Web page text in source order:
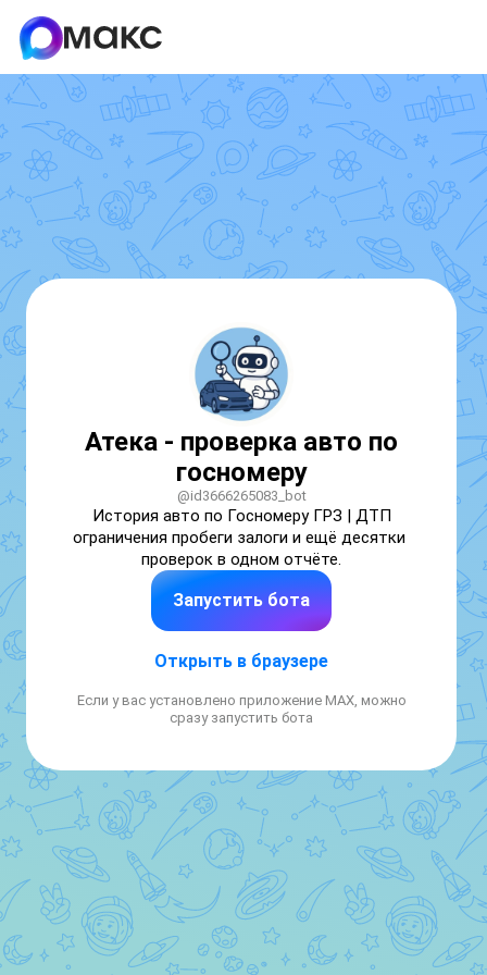
Атека - проверка авто по
госномеру
@id3666265083_bot
История авто по Госномеру ГРЗ | ДТП
ограничения пробеги залоги и ещё десятки
проверок в одном отчёте.
Запустить бота
Открыть в браузере
Если у вас установлено приложение MAX, можно
сразу запустить бота